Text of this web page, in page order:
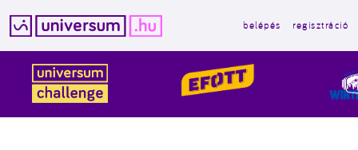
tartalomba
belépés regisztráció